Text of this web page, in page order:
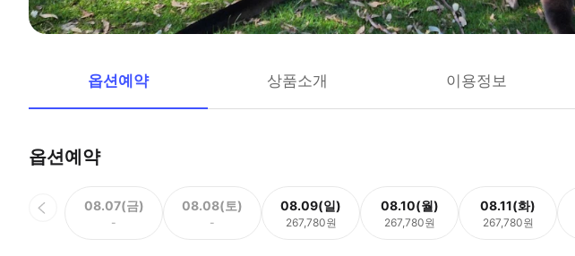
옵션예약 상품소개 이용정보
옵션예약
08.07(금)
-
08.08(토)
-
08.09(일)
267,780원
08.10(월)
267,780원
08.11(화)
267,780원